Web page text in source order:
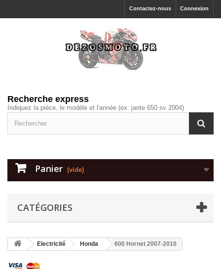
Connexion
Contactez-nous
Recherche express
Indiquez la pièce, le modèle et l'année (ex: jante 650 sv 2004)
Panier (vide)
CATÉGORIES
Electricité Honda 600 Hornet 2007-2010